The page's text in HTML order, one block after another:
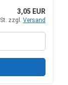
3,05 EUR
zzgl. Versand